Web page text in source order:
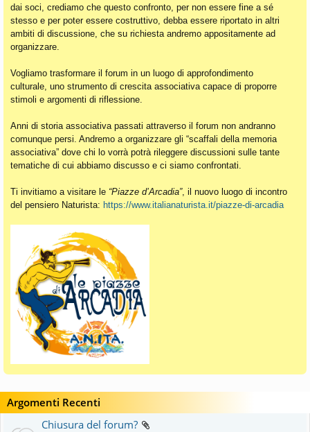
dai soci, crediamo che questo confronto, per non essere fine a sé
stesso e per poter essere costruttivo, debba essere riportato in altri
ambiti di discussione, che su richiesta andremo appositamente ad
organizzare.
Vogliamo trasformare il forum in un luogo di approfondimento
culturale, uno strumento di crescita associativa capace di proporre
stimoli e argomenti di riflessione.
Anni di storia associativa passati attraverso il forum non andranno
comunque persi. Andremo a organizzare gli “scaffali della memoria
associativa” dove chi lo vorrà potrà rileggere discussioni sulle tante
tematiche di cui abbiamo discusso e ci siamo confrontati.
Ti invitiamo a visitare le “Piazze d’Arcadia”, il nuovo luogo di incontro
del pensiero Naturista: https://www.italianaturista.it/piazze-di-arcadia
Argomenti Recenti
Chiusura del forum?